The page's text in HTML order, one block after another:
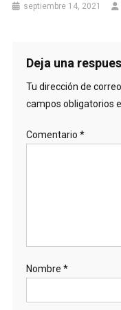
septiembre 14, 2021
Deja una
Tu dirección de
campos obligatorios
Comentario *
Nombre *